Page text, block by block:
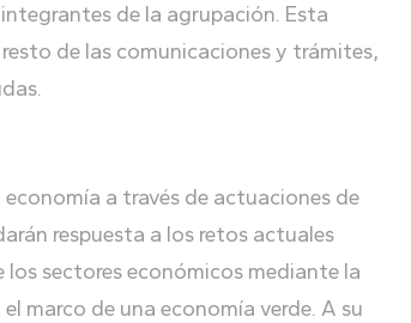
de la agrupación. Esta
de las comunicaciones y trámites,
a través de actuaciones de
respuesta a los retos actuales
sectores económicos mediante la
marco de una economía verde. A su